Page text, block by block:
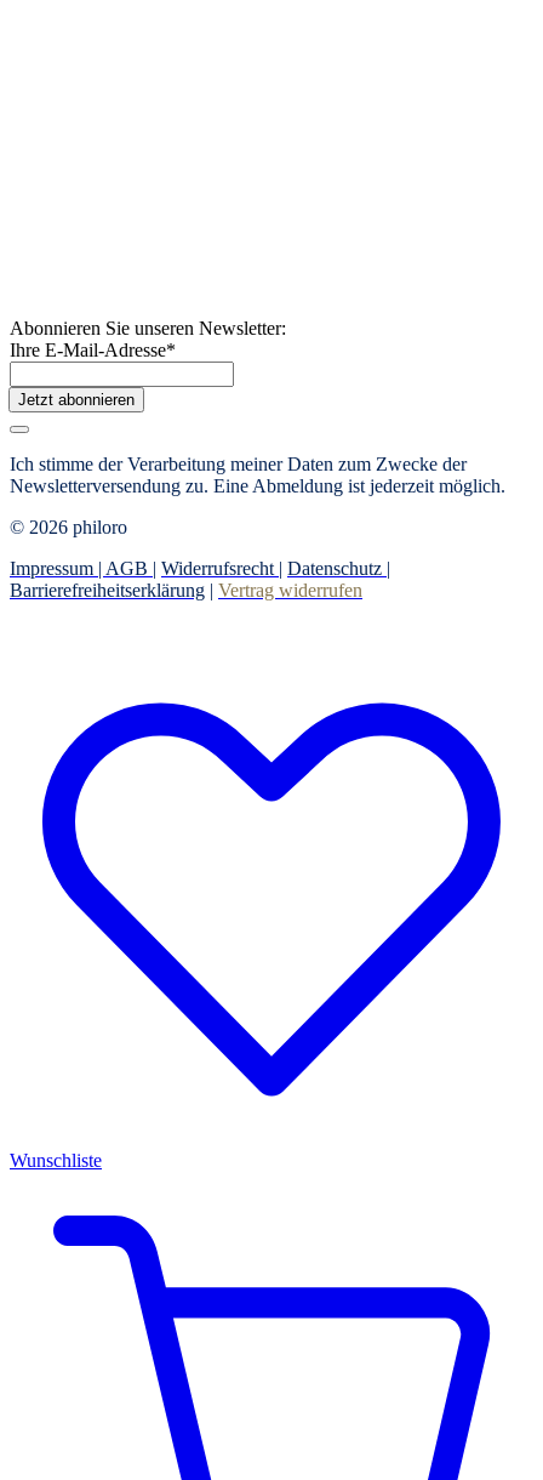
Abonnieren Sie unseren Newsletter:
Ihre E-Mail-Adresse*
Jetzt abonnieren
Ich stimme der Verarbeitung meiner Daten zum Zwecke der
Newsletterversendung zu. Eine Abmeldung ist jederzeit möglich.
© 2026 philoro
Impressum | AGB | Widerrufsrecht | Datenschutz |
Barrierefreiheitserklärung | Vertrag widerrufen
Wunschliste